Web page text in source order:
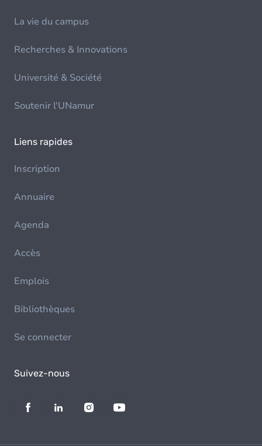
La vie du campus
Recherches & Innovations
Université & Société
Soutenir l'UNamur
Liens rapides
Inscription
Annuaire
Agenda
Accès
Emplois
Bibliothèques
Se connecter
Suivez-nous